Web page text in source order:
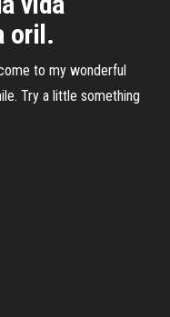
oril.
to my wonderful
Try a little something